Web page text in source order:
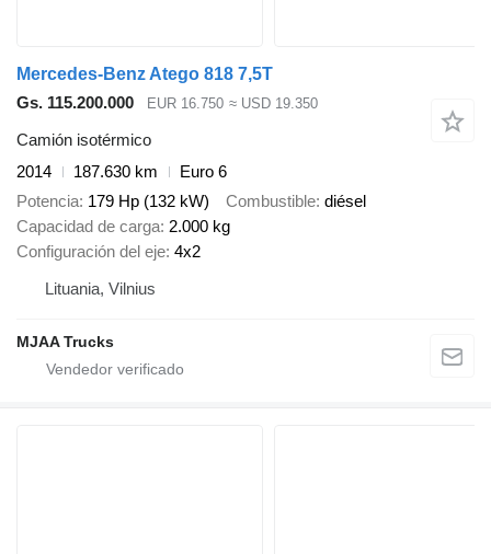
Mercedes-Benz Atego 818 7,5T
Gs. 115.200.000
EUR 16.750 ≈ USD 19.350
Camión isotérmico
2014
187.630 km
Euro 6
Potencia 179 Hp (132 kW) Combustible diésel
Capacidad de carga 2.000 kg
Configuración del eje 4x2
Lituania, Vilnius
MJAA Trucks